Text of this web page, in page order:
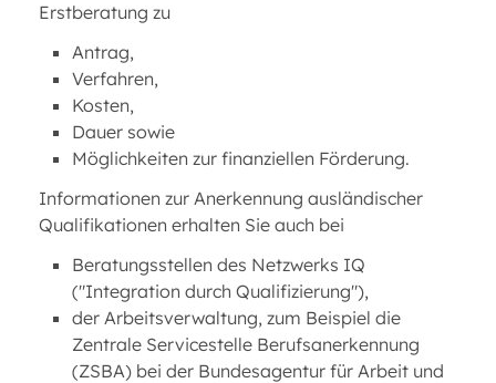
Erstberatung zu
Antrag,
Verfahren,
Kosten,
Dauer sowie
Möglichkeiten zur finanziellen Förderung.
Informationen zur Anerkennung ausländischer
Qualifikationen erhalten Sie auch bei
Beratungsstellen des Netzwerks IQ
("Integration durch Qualifizierung"),
der Arbeitsverwaltung, zum Beispiel die
Zentrale Servicestelle Berufsanerkennung
(ZSBA) bei der Bundesagentur für Arbeit und